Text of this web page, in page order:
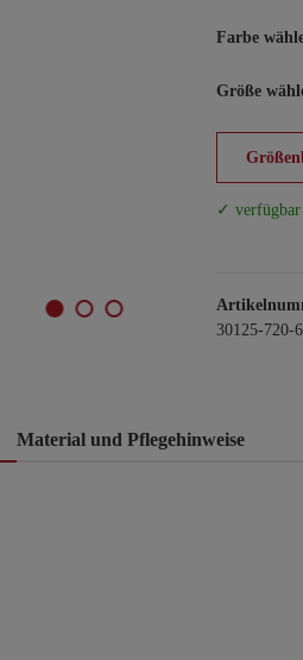
Farbe
Größe
✓ verfügbar
30125-720-
Material und Pflegehinweise